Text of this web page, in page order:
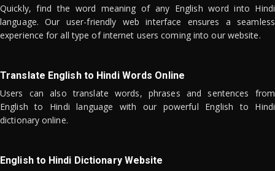
Quickly, find the word meaning of any English word into Hindi
language. Our user-friendly web interface ensures a seamless
experience for all type of internet users coming into our website.
Translate English to Hindi Words Online
Users can also translate words, phrases and sentences from
English to Hindi language with our powerful English to Hindi
dictionary online.
English to Hindi Dictionary Website